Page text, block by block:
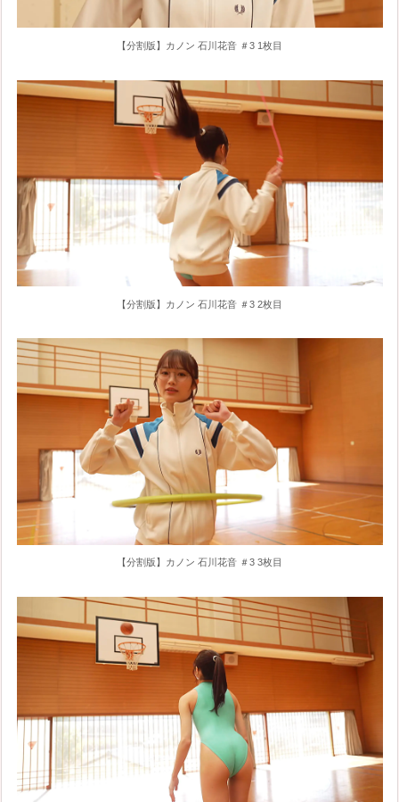
【分割版】カノン 石川花音 ＃3 1枚目
【分割版】カノン 石川花音 ＃3 2枚目
【分割版】カノン 石川花音 ＃3 3枚目